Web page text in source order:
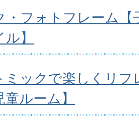
・フォトフレーム
】
ミックで楽しくリフ
ルーム】